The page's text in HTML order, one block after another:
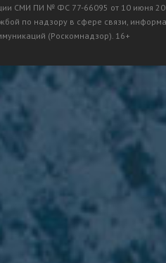
СМИ ПИ № ФС 77-66095 от 10 июня
по надзору в сфере связи,
(Роскомнадзор). 16+